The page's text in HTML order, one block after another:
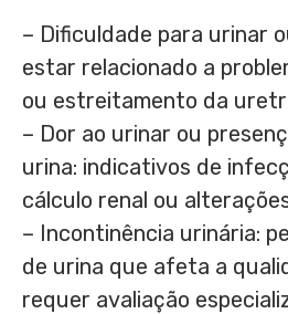
– Dificuldade para urinar
estar relacionado a
ou estreitamento da
– Dor ao urinar ou
urina: indicativos de
cálculo renal ou
– Incontinência urinária:
de urina que afeta a
requer avaliação